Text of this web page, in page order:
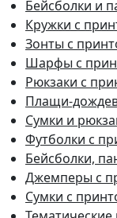
Бейсболки и
Кружки с
Зонты с
Шарфы с
Рюкзаки с
Плащи-
Сумки и
Футболки с
Бейсболки,
Джемперы с
Сумки с